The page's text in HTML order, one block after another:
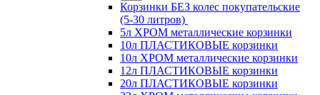
Корзинки БЕЗ колес покупательские
(5-30 литров)
5л ХРОМ металлические корзинки
10л ПЛАСТИКОВЫЕ корзинки
10л ХРОМ металлические корзинки
12л ПЛАСТИКОВЫЕ корзинки
20л ПЛАСТИКОВЫЕ корзинки